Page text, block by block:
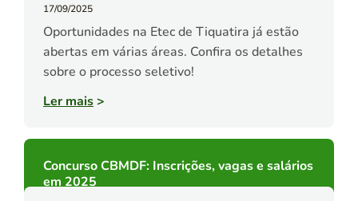
17/09/2025
Oportunidades na Etec de Tiquatira já estão
abertas em várias áreas. Confira os detalhes
sobre o processo seletivo!
Ler mais>
Concurso CBMDF: Inscrições, vagas e salários
em 2025